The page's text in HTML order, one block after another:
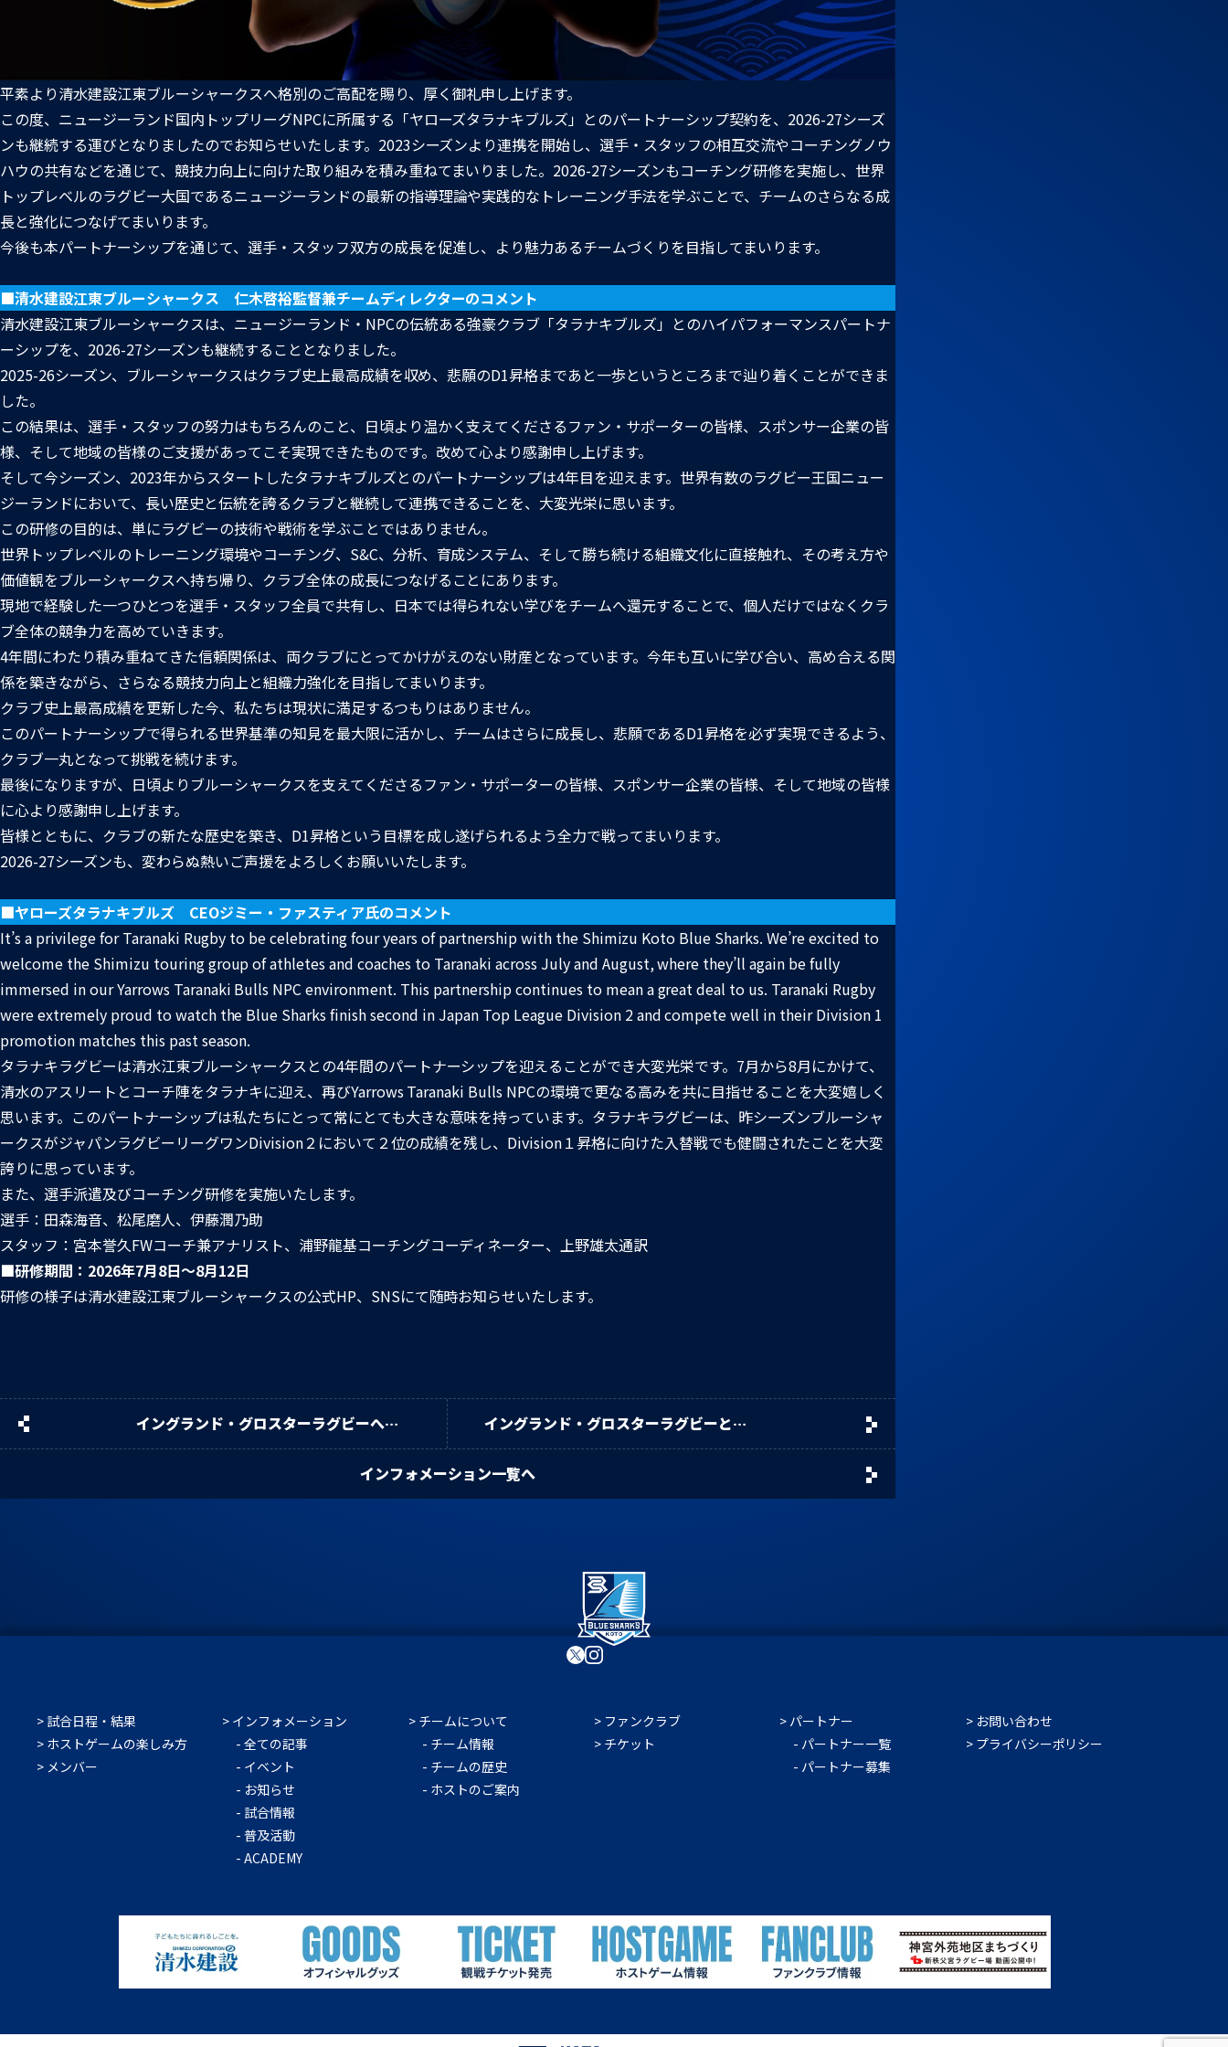
平素より清水建設江東ブルーシャークスへ格別のご高配を賜り、厚く御礼申し上げます。
この度、ニュージーランド国内トップリーグNPCに所属する「ヤローズタラナキブルズ」とのパートナーシップ契約を、2026-27シーズ
ンも継続する運びとなりましたのでお知らせいたします。2023シーズンより連携を開始し、選手・スタッフの相互交流やコーチングノウ
ハウの共有などを通じて、競技力向上に向けた取り組みを積み重ねてまいりました。2026-27シーズンもコーチング研修を実施し、世界
トップレベルのラグビー大国であるニュージーランドの最新の指導理論や実践的なトレーニング手法を学ぶことで、チームのさらなる成
長と強化につなげてまいります。
今後も本パートナーシップを通じて、選手・スタッフ双方の成長を促進し、より魅力あるチームづくりを目指してまいります。
■清水建設江東ブルーシャークス 仁木啓裕監督兼チームディレクターのコメント
清水建設江東ブルーシャークスは、ニュージーランド・NPCの伝統ある強豪クラブ「タラナキブルズ」とのハイパフォーマンスパートナ
ーシップを、2026-27シーズンも継続することとなりました。
2025-26シーズン、ブルーシャークスはクラブ史上最高成績を収め、悲願のD1昇格まであと一歩というところまで辿り着くことができま
した。
この結果は、選手・スタッフの努力はもちろんのこと、日頃より温かく支えてくださるファン・サポーターの皆様、スポンサー企業の皆
様、そして地域の皆様のご支援があってこそ実現できたものです。改めて心より感謝申し上げます。
そして今シーズン、2023年からスタートしたタラナキブルズとのパートナーシップは4年目を迎えます。世界有数のラグビー王国ニュー
ジーランドにおいて、長い歴史と伝統を誇るクラブと継続して連携できることを、大変光栄に思います。
この研修の目的は、単にラグビーの技術や戦術を学ぶことではありません。
世界トップレベルのトレーニング環境やコーチング、S&C、分析、育成システム、そして勝ち続ける組織文化に直接触れ、その考え方や
価値観をブルーシャークスへ持ち帰り、クラブ全体の成長につなげることにあります。
現地で経験した一つひとつを選手・スタッフ全員で共有し、日本では得られない学びをチームへ還元することで、個人だけではなくクラ
ブ全体の競争力を高めていきます。
4年間にわたり積み重ねてきた信頼関係は、両クラブにとってかけがえのない財産となっています。今年も互いに学び合い、高め合える関
係を築きながら、さらなる競技力向上と組織力強化を目指してまいります。
クラブ史上最高成績を更新した今、私たちは現状に満足するつもりはありません。
このパートナーシップで得られる世界基準の知見を最大限に活かし、チームはさらに成長し、悲願であるD1昇格を必ず実現できるよう、
クラブ一丸となって挑戦を続けます。
最後になりますが、日頃よりブルーシャークスを支えてくださるファン・サポーターの皆様、スポンサー企業の皆様、そして地域の皆様
に心より感謝申し上げます。
皆様とともに、クラブの新たな歴史を築き、D1昇格という目標を成し遂げられるよう全力で戦ってまいります。
2026-27シーズンも、変わらぬ熱いご声援をよろしくお願いいたします。
■ヤローズタラナキブルズ CEOジミー・ファスティア氏のコメント
It’s a privilege for Taranaki Rugby to be celebrating four years of partnership with the Shimizu Koto Blue Sharks. We’re excited to
welcome the Shimizu touring group of athletes and coaches to Taranaki across July and August, where they’ll again be fully
immersed in our Yarrows Taranaki Bulls NPC environment. This partnership continues to mean a great deal to us. Taranaki Rugby
were extremely proud to watch the Blue Sharks finish second in Japan Top League Division 2 and compete well in their Division 1
promotion matches this past season.
タラナキラグビーは清水江東ブルーシャークスとの4年間のパートナーシップを迎えることができ大変光栄です。7月から8月にかけて、
清水のアスリートとコーチ陣をタラナキに迎え、再びYarrows Taranaki Bulls NPCの環境で更なる高みを共に目指せることを大変嬉しく
思います。このパートナーシップは私たちにとって常にとても大きな意味を持っています。タラナキラグビーは、昨シーズンブルーシャ
ークスがジャパンラグビーリーグワンDivision２において２位の成績を残し、Division１昇格に向けた入替戦でも健闘されたことを大変
誇りに思っています。
また、選手派遣及びコーチング研修を実施いたします。
選手：田森海音、松尾磨人、伊藤潤乃助
スタッフ：宮本誉久FWコーチ兼アナリスト、浦野龍基コーチングコーディネーター、上野雄太通訳
■研修期間：2026年7月8日～8月12日
研修の様子は清水建設江東ブルーシャークスの公式HP、SNSにて随時お知らせいたします。
イングランド・グロスターラグビーへの
選手派遣及びコーチング研修
イングランド・グロスターラグビーとの
パートナーシップ契約締結のお知らせ
インフォメーション一覧へ
試合日程・結果
ホストゲームの楽しみ方
メンバー
インフォメーション
全ての記事
イベント
お知らせ
試合情報
普及活動
ACADEMY
チームについて
チーム情報
チームの歴史
ホストのご案内
ファンクラブ
チケット
パートナー
パートナー一覧
パートナー募集
お問い合わせ
プライバシーポリシー